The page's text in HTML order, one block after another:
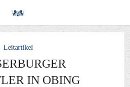
Leitartikel
IN OBING